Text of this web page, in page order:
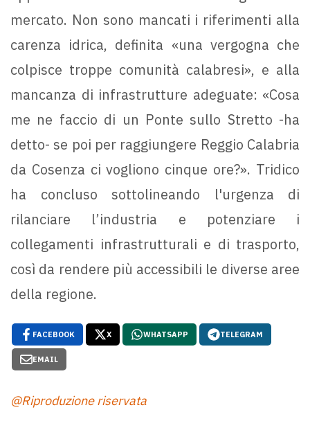
mercato. Non sono mancati i riferimenti alla
carenza idrica, definita «una vergogna che
colpisce troppe comunità calabresi», e alla
mancanza di infrastrutture adeguate: «Cosa
me ne faccio di un Ponte sullo Stretto -ha
detto- se poi per raggiungere Reggio Calabria
da Cosenza ci vogliono cinque ore?». Tridico
ha concluso sottolineando l'urgenza di
rilanciare l’industria e potenziare i
collegamenti infrastrutturali e di trasporto,
così da rendere più accessibili le diverse aree
della regione.
FACEBOOK X WHATSAPP TELEGRAM
EMAIL
@Riproduzione riservata